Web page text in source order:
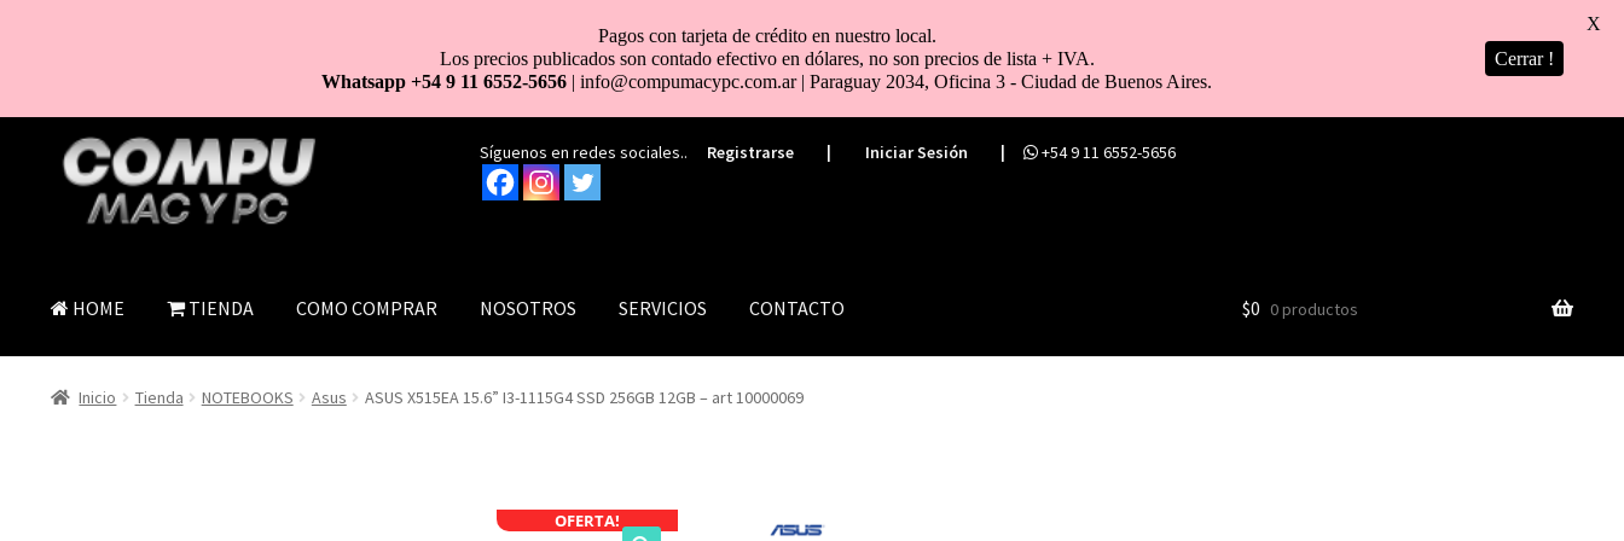
navegación
al
contenido
Síguenos en redes sociales.. Registrarse | Iniciar Sesión | +54 9 11 6552-5656
HOME TIENDA COMO COMPRAR NOSOTROS SERVICIOS CONTACTO $0 0 productos
Inicio Tienda NOTEBOOKS Asus ASUS X515EA 15.6” I3-1115G4 SSD 256GB 12GB – art 10000069
OFERTA!
Pagos con tarjeta de crédito en nuestro local.
Los precios publicados son contado efectivo en dólares, no son precios de lista + IVA.
Whatsapp +54 9 11 6552-5656 | info@compumacypc.com.ar | Paraguay 2034, Oficina 3 - Ciudad de Buenos Aires.
Cerrar !
X